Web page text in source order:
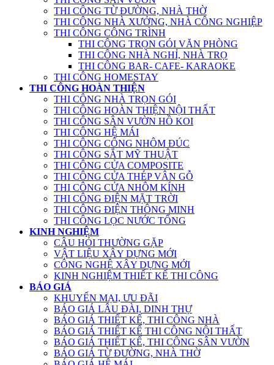
THI CÔNG TỪ ĐƯỜNG, NHÀ THỜ
THI CÔNG NHÀ XƯỞNG, NHÀ CÔNG NGHIỆP
THI CÔNG CÔNG TRÌNH
THI CÔNG TRỌN GÓI VĂN PHÒNG
THI CÔNG NHÀ NGHỈ, NHÀ TRỌ
THI CÔNG BAR- CAFE- KARAOKE
THI CÔNG HOMESTAY
THI CÔNG HOÀN THIỆN
THI CÔNG NHÀ TRỌN GÓI
THI CÔNG HOÀN THIỆN NỘI THẤT
THI CÔNG SÂN VƯỜN HỒ KOI
THI CÔNG HỆ MÁI
THI CÔNG CỔNG NHÔM ĐÚC
THI CÔNG SẮT MỸ THUẬT
THI CÔNG CỬA COMPOSITE
THI CÔNG CỬA THÉP VÂN GỖ
THI CÔNG CỬA NHÔM KÍNH
THI CÔNG ĐIỆN MẶT TRỜI
THI CÔNG ĐIỆN THÔNG MINH
THI CÔNG LỌC NƯỚC TỔNG
KINH NGHIỆM
CÂU HỎI THƯỜNG GẶP
VẬT LIỆU XÂY DỰNG MỚI
CÔNG NGHỆ XÂY DỰNG MỚI
KINH NGHIỆM THIẾT KẾ THI CÔNG
BÁO GIÁ
KHUYẾN MẠI, ƯU ĐÃI
BÁO GIÁ LÂU ĐÀI, DINH THỰ
BÁO GIÁ THIẾT KẾ, THI CÔNG NHÀ
BÁO GIÁ THIẾT KẾ THI CÔNG NỘI THẤT
BÁO GIÁ THIẾT KẾ, THI CÔNG SÂN VƯỜN
BÁO GIÁ TỪ ĐƯỜNG, NHÀ THỜ